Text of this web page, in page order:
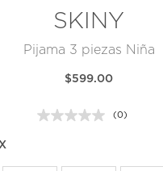
SKINY
Pijama 3 piezas Niña
$599.00
Sin
(0)